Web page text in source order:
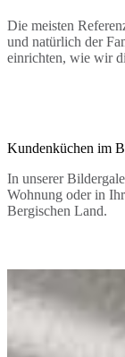
Die meisten
und natürlich der
einrichten, wie wir
Kundenküchen im
In unserer
Wohnung oder in
Bergischen Land.